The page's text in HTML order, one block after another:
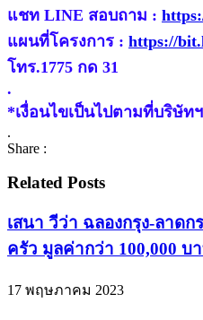
แชท LINE สอบถาม :
แผนที่โครงการ : https://
โทร.1775 กด 31
.
*เงื่อนไขเป็นไปตามที่บริษัท
.
Share :
Related Posts
เสนา วีว่า ฉลองกรุง-ลาดก
ครัว มูลค่ากว่า 100,000 บ
17 พฤษภาคม 2023